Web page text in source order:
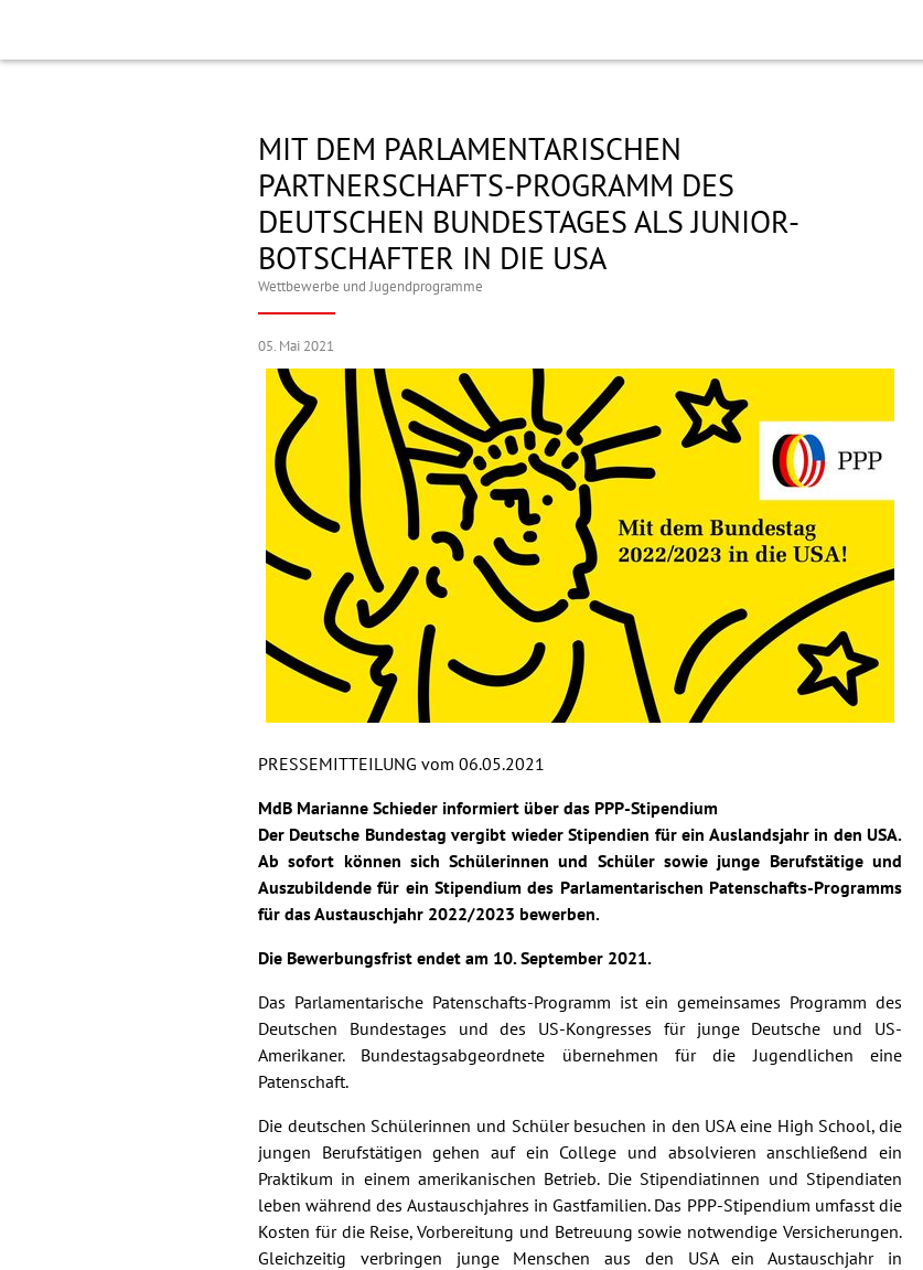
MIT DEM PARLAMENTARISCHEN
PARTNERSCHAFTS-PROGRAMM DES
DEUTSCHEN BUNDESTAGES ALS JUNIOR-
BOTSCHAFTER IN DIE USA
Wettbewerbe und Jugendprogramme
05. Mai 2021
PRESSEMITTEILUNG vom 06.05.2021
MdB Marianne Schieder informiert über das PPP-Stipendium
Der Deutsche Bundestag vergibt wieder Stipendien für ein Auslandsjahr in den USA.
Ab sofort können sich Schülerinnen und Schüler sowie junge Berufstätige und
Auszubildende für ein Stipendium des Parlamentarischen Patenschafts-Programms
für das Austauschjahr 2022/2023 bewerben.
Die Bewerbungsfrist endet am 10. September 2021.
Das Parlamentarische Patenschafts-Programm ist ein gemeinsames Programm des
Deutschen Bundestages und des US-Kongresses für junge Deutsche und US-
Amerikaner. Bundestagsabgeordnete übernehmen für die Jugendlichen eine
Patenschaft.
Die deutschen Schülerinnen und Schüler besuchen in den USA eine High School, die
jungen Berufstätigen gehen auf ein College und absolvieren anschließend ein
Praktikum in einem amerikanischen Betrieb. Die Stipendiatinnen und Stipendiaten
leben während des Austauschjahres in Gastfamilien. Das PPP-Stipendium umfasst die
Kosten für die Reise, Vorbereitung und Betreuung sowie notwendige Versicherungen.
Gleichzeitig verbringen junge Menschen aus den USA ein Austauschjahr in